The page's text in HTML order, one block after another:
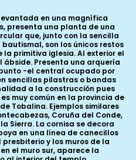
levantada en una magnífica
presenta una planta de una
que, junto con la sencilla
son los únicos restos
la primitiva iglesia. Al exterior el
ábside. Presenta una arquería
-el central ocupado por
sencillas pilastras o bandas
a la construcción pues
muy común en la provincia de
Tobalina. Ejemplos similares
Coruña del Conde,
Sierra. La cornisa se decora
en una línea de canecillos
y los muros de la
el muro sur, aparece la